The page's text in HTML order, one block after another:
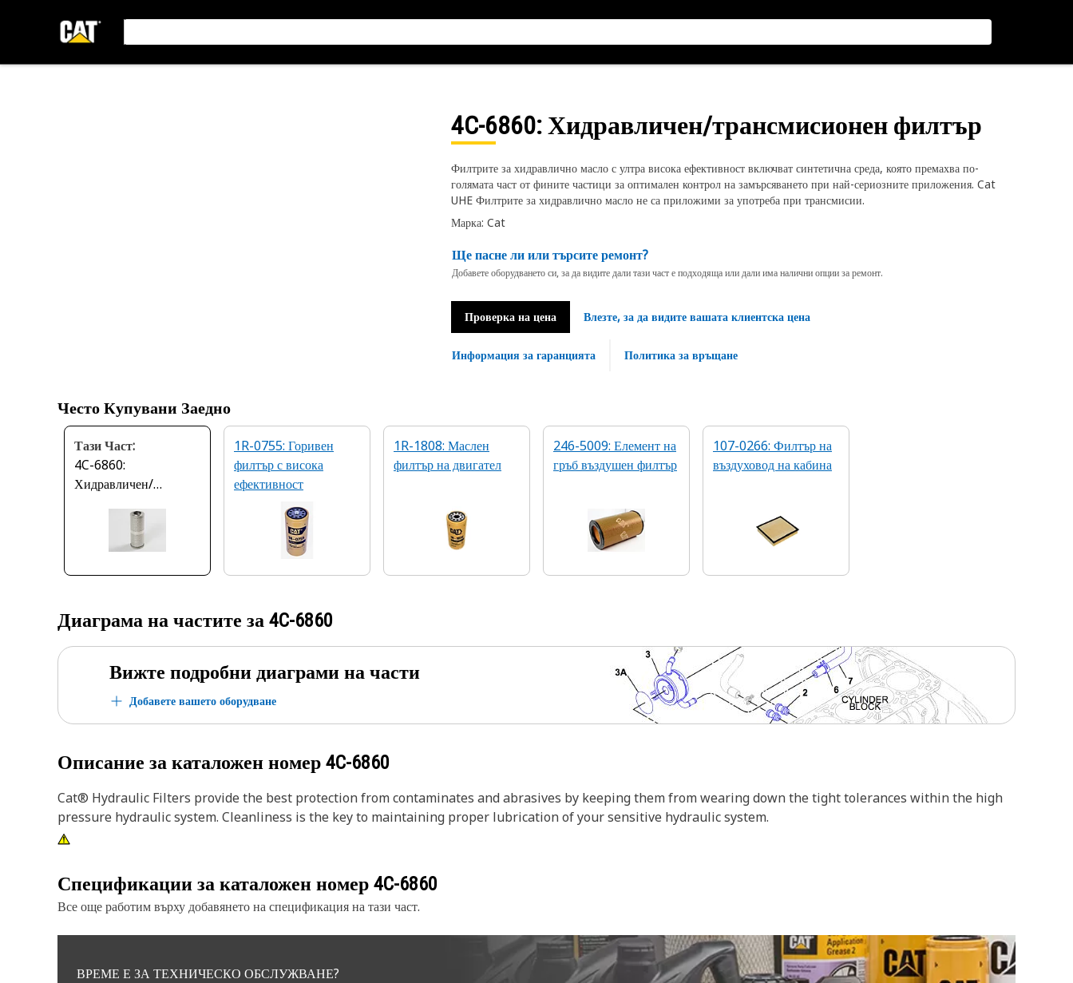
4C-6860: Хидравличен/трансмисионен филтър
Филтрите за хидравлично масло с ултра висока ефективност включват синтетична среда, която премахва по-
голямата част от фините частици за оптимален контрол на замърсяването при най-сериозните приложения. Cat
UHE Филтрите за хидравлично масло не са приложими за употреба при трансмисии.
Марка: Cat
Ще пасне ли или търсите ремонт?
Добавете оборудването си, за да видите дали тази част е подходяща или дали има налични опции за ремонт.
Проверка на цена Влезте, за да видите вашата клиентска цена
Информация за гаранцията Политика за връщане
Често Купувани Заедно
Тази Част:
4C-6860:
Хидравличен/
1R-0755: Горивен
филтър с висока
ефективност
1R-1808: Маслен
филтър на двигател
246-5009: Елемент на
гръб въздушен филтър
107-0266: Филтър на
въздуховод на кабина
Диаграма на частите за 4C-6860
Вижте подробни диаграми на части
Добавете вашето оборудване
Описание за каталожен номер 4C-6860
Cat® Hydraulic Filters provide the best protection from contaminates and abrasives by keeping them from wearing down the tight tolerances within the high
pressure hydraulic system. Cleanliness is the key to maintaining proper lubrication of your sensitive hydraulic system.
Спецификации за каталожен номер 4C-6860
Все още работим върху добавянето на спецификация на тази част.
ВРЕМЕ Е ЗА ТЕХНИЧЕСКО ОБСЛУЖВАНЕ?